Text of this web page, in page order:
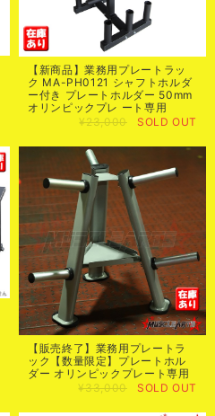
【新商品】業務用プレートラッ
ク MA-PH0121 シャフトホルダ
ー付き プレートホルダー 50mm
オリンピックプレ ート専用
¥23,000
SOLD OUT
【販売終了】業務用プレートラ
ック【数量限定】プレートホル
ダー オリンピックプレート専用
¥33,000
SOLD OUT